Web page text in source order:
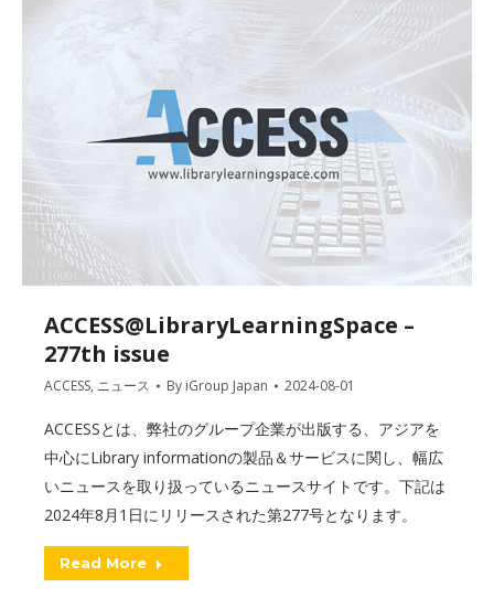
ACCESS@LibraryLearningSpace –
277th issue
ACCESS, ニュース By iGroup Japan 2024-08-01
ACCESSとは、弊社のグループ企業が出版する、アジアを
中心にLibrary informationの製品＆サービスに関し、幅広
いニュースを取り扱っているニュースサイトです。下記は
2024年8月1日にリリースされた第277号となります。
Read More